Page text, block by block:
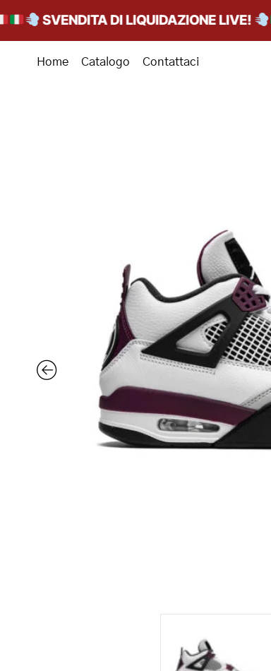
SVENDITA DI LIQUIDAZIONE LIVE!
Home Catalogo Contattaci